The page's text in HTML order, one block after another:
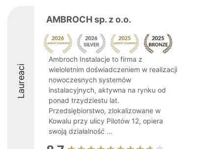
Laureaci
AMBROCH sp. z o.o.
Ambroch Instalacje to firma z
wieloletnim doświadczeniem w realizacji
nowoczesnych systemów
instalacyjnych, aktywna na rynku od
ponad trzydziestu lat.
Przedsiębiorstwo, zlokalizowane w
Kowalu przy ulicy Pilotów 12, opiera
swoją działalność ...